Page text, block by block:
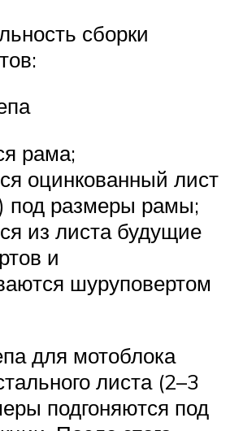
сборки
рама;
оцинкованный лист
под размеры рамы;
из листа будущие
и
шуруповертом
для мотоблока
листа (2–3
подгоняются под